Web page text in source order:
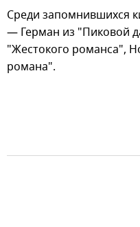
Среди запомнившихся
— Герман из "Пиковой
"Жестокого романса",
романа".